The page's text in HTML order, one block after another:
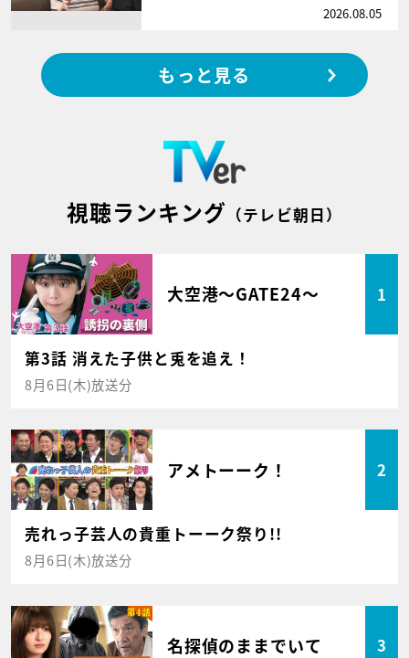
2026.08.05
もっと見る
視聴ランキング （テレビ朝日）
大空港～GATE24～ 1
第3話 消えた子供と兎を追え！
8月6日(木)放送分
アメトーーク！ 2
売れっ子芸人の貴重トーーク祭り!!
8月6日(木)放送分
名探偵のままでいて 3